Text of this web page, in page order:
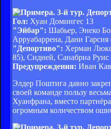
Гол: Хуан Домингес 13
"Эйбар": Шабьер, Энеко
Арруабаррена, Дани
"Депортиво": Херман
85), Сидней, Санабриа
Предупреждения: Иван
Элдер Поштига давно
своей команде пользу
Хуанфрана, вместо
огромным количеством